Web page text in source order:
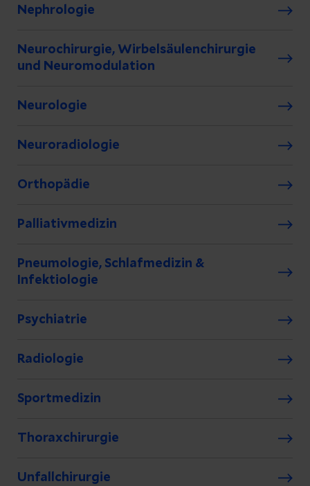
Nephrologie
Neurochirurgie, Wirbelsäulenchirurgie
und Neuromodulation
Neurologie
Neuroradiologie
Orthopädie
Palliativmedizin
Pneumologie, Schlafmedizin &
Infektiologie
Psychiatrie
Radiologie
Sportmedizin
Thoraxchirurgie
Unfallchirurgie